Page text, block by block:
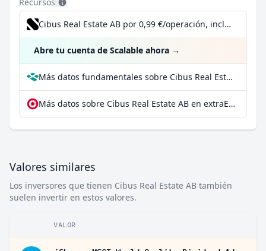
Cibus Real Estate AB por 0,99 €/operación, incluido el Dividend Reinvestment Plan
Abre tu cuenta de Scalable ahora →
Más datos fundamentales sobre Cibus Real Estate AB en Parqet
Más datos sobre Cibus Real Estate AB en extraETF
Valores similares
Los inversores que tienen Cibus Real Estate AB también
suelen invertir en estos valores.
VALOR